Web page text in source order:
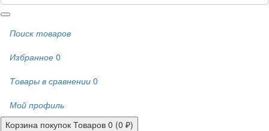
Поиск товаров
Избранное 0
Товары в сравнении 0
Мой профиль
Корзина покупок Товаров 0 (0 ₽)